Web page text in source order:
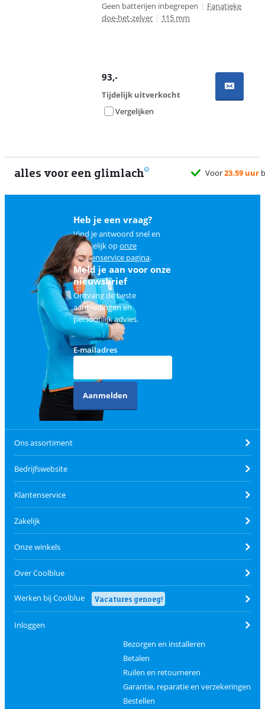
Geen batterijen inbegrepen | Fanatieke
doe-het-zelver | 115 mm
93,-
Tijdelijk uitverkocht
Vergelijken
alles voor een glimlach Voor23.59 uur
Heb je een vraag?
Vind je antwoord snel en
makkelijk oponze
klantenservice pagina.
Meld je aan voor onze
nieuwsbrief
Ontvang de beste
aanbiedingen en
persoonlijk advies.
E-mailadres
Aanmelden
Ons assortiment
Bedrijfswebsite
Klantenservice
Zakelijk
Onze winkels
Over Coolblue
Werken bij Coolblue Vacatures genoeg!
Inloggen
Bezorgen en installeren
Betalen
Ruilen en retourneren
Garantie, reparatie en verzekeringen
Bestellen